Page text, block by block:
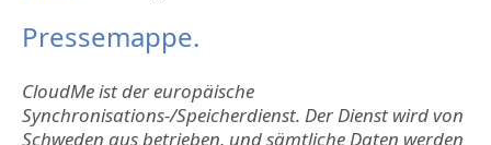
Pressemappe.
CloudMe ist der europäische
Synchronisations-/Speicherdienst. Der Dienst wird von
Schweden aus betrieben, und sämtliche Daten werden